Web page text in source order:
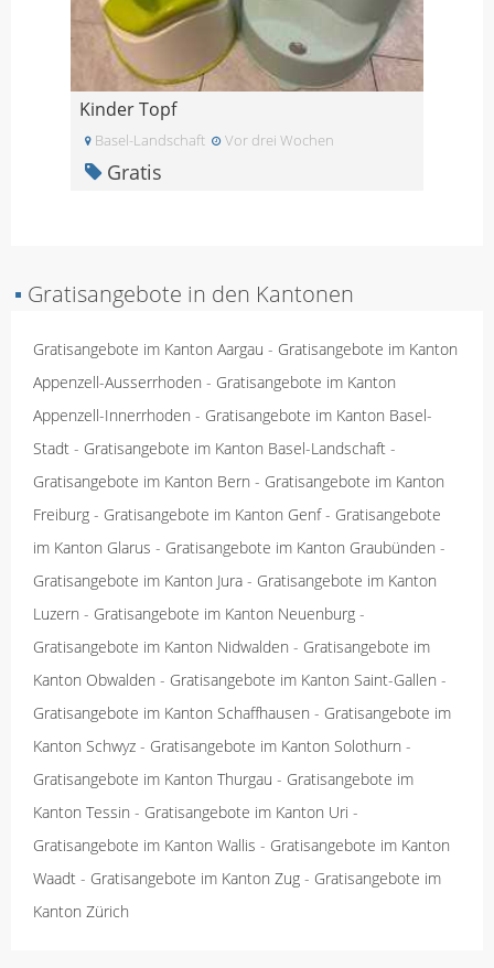
Kinder Topf
Basel-Landschaft Vor drei Wochen
Gratis
▪ Gratisangebote in den Kantonen
Gratisangebote im Kanton Aargau - Gratisangebote im Kanton
Appenzell-Ausserrhoden - Gratisangebote im Kanton
Appenzell-Innerrhoden - Gratisangebote im Kanton Basel-
Stadt - Gratisangebote im Kanton Basel-Landschaft -
Gratisangebote im Kanton Bern - Gratisangebote im Kanton
Freiburg - Gratisangebote im Kanton Genf- Gratisangebote
im Kanton Glarus - Gratisangebote im Kanton Graubünden -
Gratisangebote im Kanton Jura - Gratisangebote im Kanton
Luzern - Gratisangebote im Kanton Neuenburg -
Gratisangebote im Kanton Nidwalden - Gratisangebote im
Kanton Obwalden - Gratisangebote im Kanton Saint-Gallen -
Gratisangebote im Kanton Schaffhausen - Gratisangebote im
Kanton Schwyz - Gratisangebote im Kanton Solothurn -
Gratisangebote im Kanton Thurgau - Gratisangebote im
Kanton Tessin - Gratisangebote im Kanton Uri -
Gratisangebote im Kanton Wallis - Gratisangebote im Kanton
Waadt - Gratisangebote im Kanton Zug - Gratisangebote im
Kanton Zürich